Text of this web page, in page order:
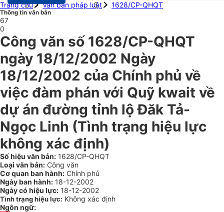
Trang chủ
Văn bản pháp luật 1628/CP-QHQT
Thông tin văn bản
67
0
Công văn số 1628/CP-QHQT
ngày 18/12/2002 Ngày
18/12/2002 của Chính phủ về
việc đàm phán với Quỹ kwait về
dự án đường tỉnh lộ Đăk Tả-
Ngọc Linh (Tình trạng hiệu lực
không xác định)
Số hiệu văn bản: 1628/CP-QHQT
Loại văn bản: Công văn
Cơ quan ban hành: Chính phủ
Ngày ban hành: 18-12-2002
Ngày có hiệu lực: 18-12-2002
Tình trạng hiệu lực: Không xác định
Ngôn ngữ: